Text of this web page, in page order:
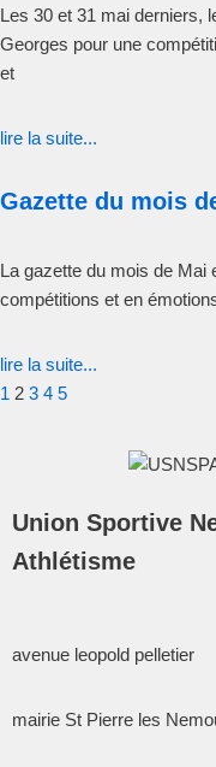
Les 30 et 31 mai derniers,
Georges pour une
et
lire la suite...
Gazette du mois
La gazette du mois de Mai
compétitions et en
lire la suite...
1 2 3 4 5
Union Sportive
Athlétisme
avenue leopold pelletier
mairie St Pierre les